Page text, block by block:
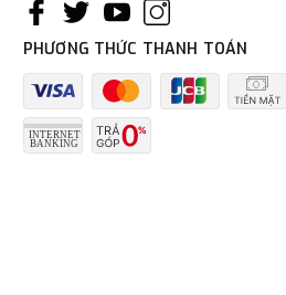
PHƯƠNG THỨC THANH TOÁN